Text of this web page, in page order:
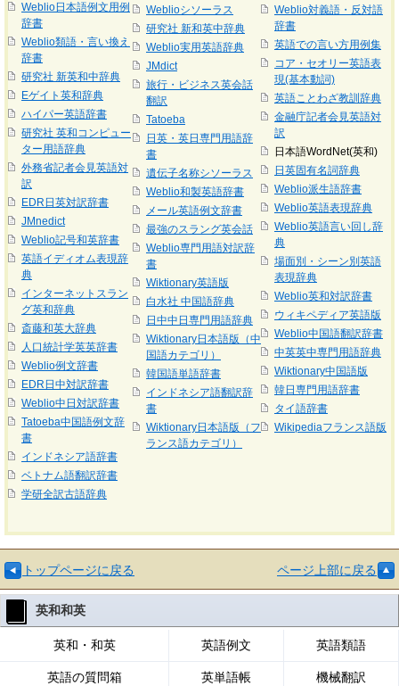
Weblio日本語例文用例
辞書
Weblio類語・言い換え
辞書
研究社 新英和中辞典
Eゲイト英和辞典
ハイパー英語辞書
研究社 英和コンピュー
ター用語辞典
外務省記者会見英語対
訳
EDR日英対訳辞書
JMnedict
Weblio記号和英辞書
英語イディオム表現辞
典
インターネットスラン
グ英和辞典
斎藤和英大辞典
人口統計学英英辞書
Weblio例文辞書
EDR日中対訳辞書
Weblio中日対訳辞書
Tatoeba中国語例文辞
書
インドネシア語辞書
ベトナム語翻訳辞書
学研全訳古語辞典
Weblioシソーラス
研究社 新和英中辞典
Weblio実用英語辞典
JMdict
旅行・ビジネス英会話
翻訳
Tatoeba
日英・英日専門用語辞
書
遺伝子名称シソーラス
Weblio和製英語辞書
メール英語例文辞書
最強のスラング英会話
Weblio専門用語対訳辞
書
Wiktionary英語版
白水社 中国語辞典
日中中日専門用語辞典
Wiktionary日本語版（中
国語カテゴリ）
韓国語単語辞書
インドネシア語翻訳辞
書
Wiktionary日本語版（フ
ランス語カテゴリ）
Weblio対義語・反対語
辞書
英語での言い方用例集
コア・セオリー英語表
現(基本動詞)
英語ことわざ教訓辞典
金融庁記者会見英語対
訳
日本語WordNet(英和)
日英固有名詞辞典
Weblio派生語辞書
Weblio英語表現辞典
Weblio英語言い回し辞
典
場面別・シーン別英語
表現辞典
Weblio英和対訳辞書
ウィキペディア英語版
Weblio中国語翻訳辞書
中英英中専門用語辞典
Wiktionary中国語版
韓日専門用語辞書
タイ語辞書
Wikipediaフランス語版
トップページに戻る ページ上部に戻る
英和和英
英和・和英 英語例文 英語類語
英語の質問箱 英単語帳 機械翻訳